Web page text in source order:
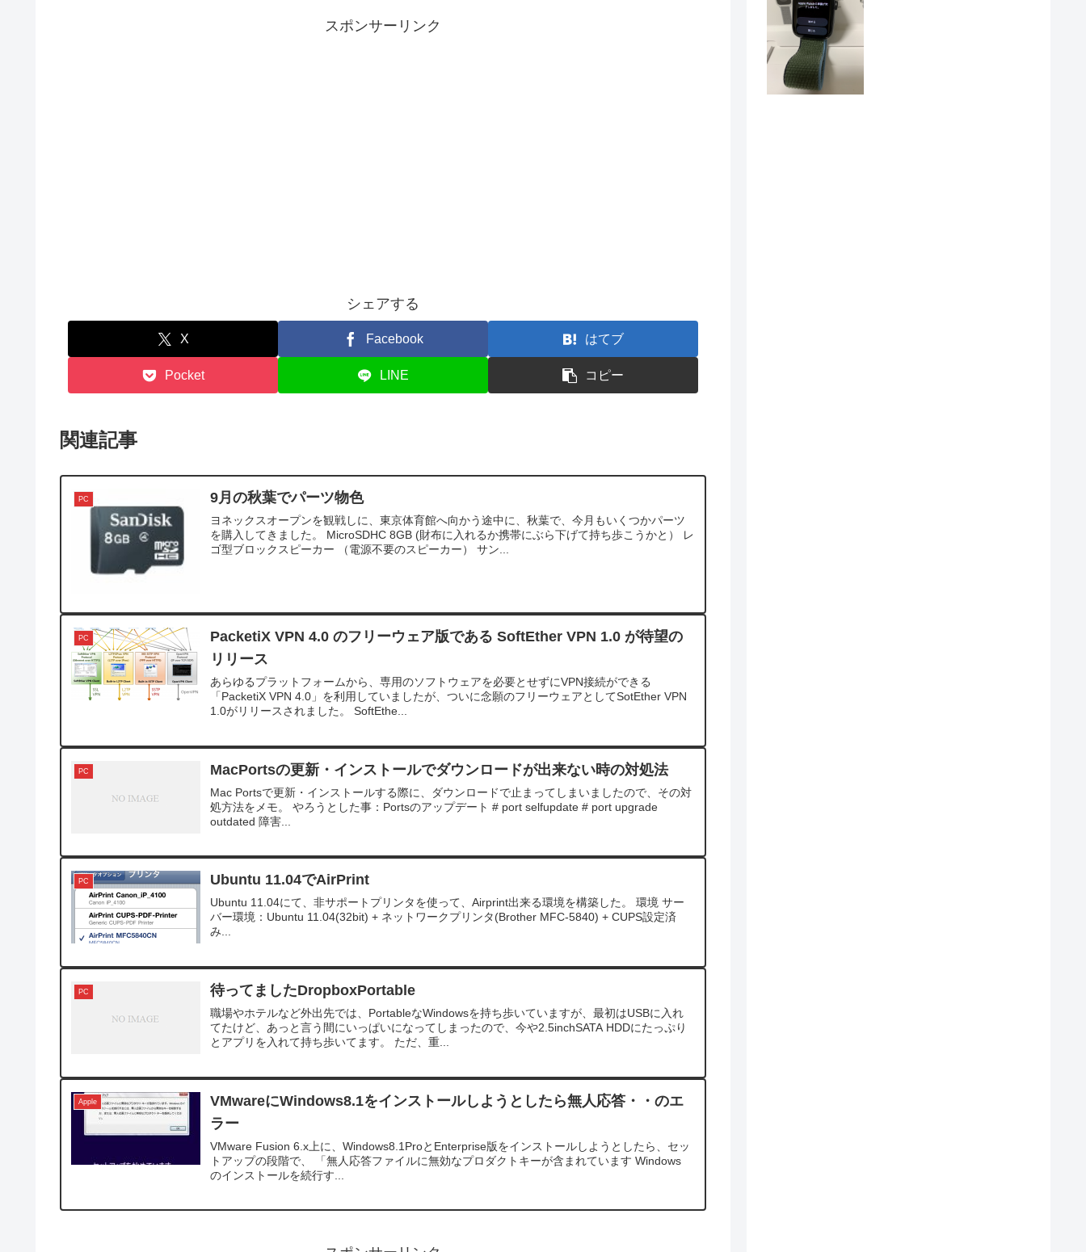
スポンサーリンク
シェアする
X Facebook はてブ
Pocket LINE コピー
関連記事
PC 9月の秋葉でパーツ物色
ヨネックスオープンを観戦しに、東京体育館へ向かう途中に、秋葉で、今月もいくつかパーツ
を購入してきました。 MicroSDHC 8GB (財布に入れるか携帯にぶら下げて持ち歩こうかと） レ
ゴ型ブロックスピーカー （電源不要のスピーカー） サン...
PC
PacketiX VPN 4.0 のフリーウェア版である SoftEther VPN 1.0 が待望の
リリース
あらゆるプラットフォームから、専用のソフトウェアを必要とせずにVPN接続ができる
「PacketiX VPN 4.0」を利用していましたが、ついに念願のフリーウェアとしてSotEther VPN
1.0がリリースされました。 SoftEthe...
PC MacPortsの更新・インストールでダウンロードが出来ない時の対処法
Mac Portsで更新・インストールする際に、ダウンロードで止まってしまいましたので、その対
処方法をメモ。 やろうとした事：Portsのアップデート # port selfupdate # port upgrade
outdated 障害...
PC Ubuntu 11.04でAirPrint
Ubuntu 11.04にて、非サポートプリンタを使って、Airprint出来る環境を構築した。 環境 サー
バー環境：Ubuntu 11.04(32bit) + ネットワークプリンタ(Brother MFC-5840) + CUPS設定済
み...
PC 待ってましたDropboxPortable
職場やホテルなど外出先では、PortableなWindowsを持ち歩いていますが、最初はUSBに入れ
てたけど、あっと言う間にいっぱいになってしまったので、今や2.5inchSATA HDDにたっぷり
とアプリを入れて持ち歩いてます。 ただ、重...
Apple
VMwareにWindows8.1をインストールしようとしたら無人応答・・のエ
ラー
VMware Fusion 6.x上に、Windows8.1ProとEnterprise版をインストールしようとしたら、セッ
トアップの段階で、 「無人応答ファイルに無効なプロダクトキーが含まれています Windows
のインストールを続行す...